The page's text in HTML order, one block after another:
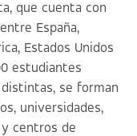
que cuenta con
España,
Estados Unidos
estudiantes
se forman
universidades,
y centros de